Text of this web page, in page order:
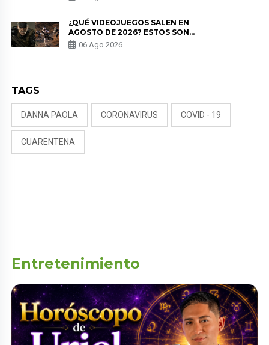
NALDY SALDAÑA
¿QUÉ VIDEOJUEGOS SALEN EN
AGOSTO DE 2026? ESTOS SON
LOS ESTRENOS MÁS ESPERADOS
06 Ago 2026
TAGS
DANNA PAOLA CORONAVIRUS COVID - 19
CUARENTENA
Entretenimiento